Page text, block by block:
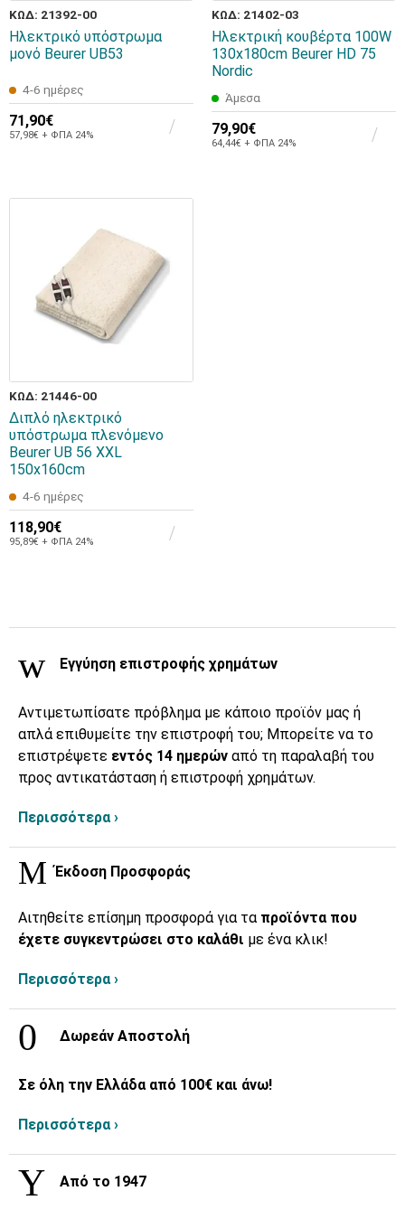
ΚΩΔ: 21392-00
Ηλεκτρικό υπόστρωμα
μονό Beurer UB53
4-6 ημέρες
71,90€
57,98€ + ΦΠΑ 24%
ΚΩΔ: 21402-03
Ηλεκτρική κουβέρτα 100W
130x180cm Beurer HD 75
Nordic
Άμεσα
79,90€
64,44€ + ΦΠΑ 24%
ΚΩΔ: 21446-00
Διπλό ηλεκτρικό
υπόστρωμα πλενόμενο
Beurer UB 56 XXL
150x160cm
4-6 ημέρες
118,90€
95,89€ + ΦΠΑ 24%
Εγγύηση επιστροφής χρημάτων
Αντιμετωπίσατε πρόβλημα με κάποιο προϊόν μας ή
απλά επιθυμείτε την επιστροφή του; Μπορείτε να το
επιστρέψετε εντός 14 ημερών από τη παραλαβή του
προς αντικατάσταση ή επιστροφή χρημάτων.
Περισσότερα ›
Έκδοση Προσφοράς
Αιτηθείτε επίσημη προσφορά για τα προϊόντα που
έχετε συγκεντρώσει στο καλάθι με ένα κλικ!
Περισσότερα ›
Δωρεάν Αποστολή
Σε όλη την Ελλάδα από 100€ και άνω!
Περισσότερα ›
Από το 1947